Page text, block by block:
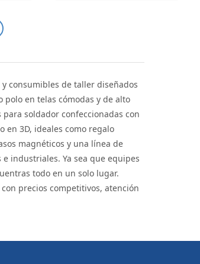
consumibles de taller diseñados
en telas cómodas y de alto
soldador confeccionadas con
en 3D, ideales como regalo
magnéticos y una línea de
industriales. Ya sea que equipes
todo en un solo lugar.
precios competitivos, atención